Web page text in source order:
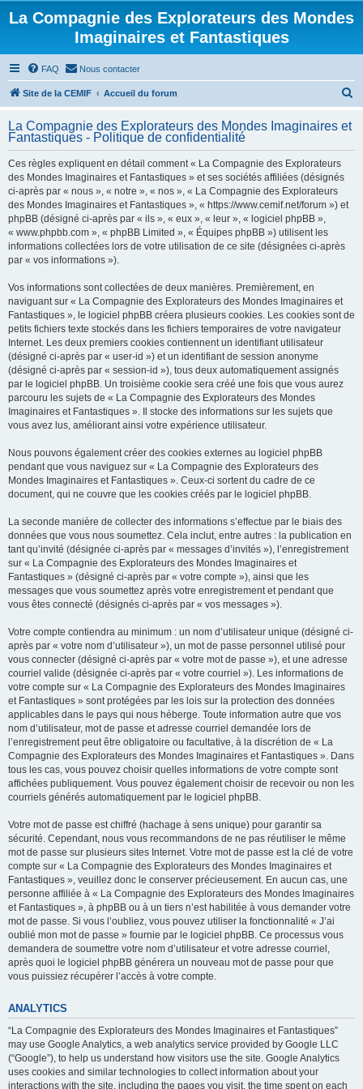
La Compagnie des Explorateurs des Mondes
Imaginaires et Fantastiques
FAQ Nous contacter
Site de la CEMIF Accueil du forum
h
La Compagnie des Explorateurs des Mondes Imaginaires et
Fantastiques - Politique de confidentialité
Ces règles expliquent en détail comment « La Compagnie des Explorateurs
des Mondes Imaginaires et Fantastiques » et ses sociétés affiliées (désignés
ci-après par « nous », « notre », « nos », « La Compagnie des Explorateurs
des Mondes Imaginaires et Fantastiques », « https://www.cemif.net/forum ») et
phpBB (désigné ci-après par « ils », « eux », « leur », « logiciel phpBB »,
« www.phpbb.com », « phpBB Limited », « Équipes phpBB ») utilisent les
informations collectées lors de votre utilisation de ce site (désignées ci-après
par « vos informations »).
Vos informations sont collectées de deux manières. Premièrement, en
naviguant sur « La Compagnie des Explorateurs des Mondes Imaginaires et
Fantastiques », le logiciel phpBB créera plusieurs cookies. Les cookies sont de
petits fichiers texte stockés dans les fichiers temporaires de votre navigateur
Internet. Les deux premiers cookies contiennent un identifiant utilisateur
(désigné ci-après par « user-id ») et un identifiant de session anonyme
(désigné ci-après par « session-id »), tous deux automatiquement assignés
par le logiciel phpBB. Un troisième cookie sera créé une fois que vous aurez
parcouru les sujets de « La Compagnie des Explorateurs des Mondes
Imaginaires et Fantastiques ». Il stocke des informations sur les sujets que
vous avez lus, améliorant ainsi votre expérience utilisateur.
Nous pouvons également créer des cookies externes au logiciel phpBB
pendant que vous naviguez sur « La Compagnie des Explorateurs des
Mondes Imaginaires et Fantastiques ». Ceux-ci sortent du cadre de ce
document, qui ne couvre que les cookies créés par le logiciel phpBB.
La seconde manière de collecter des informations s’effectue par le biais des
données que vous nous soumettez. Cela inclut, entre autres : la publication en
tant qu’invité (désignée ci-après par « messages d’invités »), l’enregistrement
sur « La Compagnie des Explorateurs des Mondes Imaginaires et
Fantastiques » (désigné ci-après par « votre compte »), ainsi que les
messages que vous soumettez après votre enregistrement et pendant que
vous êtes connecté (désignés ci-après par « vos messages »).
Votre compte contiendra au minimum : un nom d’utilisateur unique (désigné ci-
après par « votre nom d’utilisateur »), un mot de passe personnel utilisé pour
vous connecter (désigné ci-après par « votre mot de passe »), et une adresse
courriel valide (désignée ci-après par « votre courriel »). Les informations de
votre compte sur « La Compagnie des Explorateurs des Mondes Imaginaires
et Fantastiques » sont protégées par les lois sur la protection des données
applicables dans le pays qui nous héberge. Toute information autre que vos
nom d’utilisateur, mot de passe et adresse courriel demandée lors de
l’enregistrement peut être obligatoire ou facultative, à la discrétion de « La
Compagnie des Explorateurs des Mondes Imaginaires et Fantastiques ». Dans
tous les cas, vous pouvez choisir quelles informations de votre compte sont
affichées publiquement. Vous pouvez également choisir de recevoir ou non les
courriels générés automatiquement par le logiciel phpBB.
Votre mot de passe est chiffré (hachage à sens unique) pour garantir sa
sécurité. Cependant, nous vous recommandons de ne pas réutiliser le même
mot de passe sur plusieurs sites Internet. Votre mot de passe est la clé de votre
compte sur « La Compagnie des Explorateurs des Mondes Imaginaires et
Fantastiques », veuillez donc le conserver précieusement. En aucun cas, une
personne affiliée à « La Compagnie des Explorateurs des Mondes Imaginaires
et Fantastiques », à phpBB ou à un tiers n’est habilitée à vous demander votre
mot de passe. Si vous l’oubliez, vous pouvez utiliser la fonctionnalité « J’ai
oublié mon mot de passe » fournie par le logiciel phpBB. Ce processus vous
demandera de soumettre votre nom d’utilisateur et votre adresse courriel,
après quoi le logiciel phpBB générera un nouveau mot de passe pour que
vous puissiez récupérer l’accès à votre compte.
ANALYTICS
“La Compagnie des Explorateurs des Mondes Imaginaires et Fantastiques”
may use Google Analytics, a web analytics service provided by Google LLC
(“Google”), to help us understand how visitors use the site. Google Analytics
uses cookies and similar technologies to collect information about your
interactions with the site, including the pages you visit, the time spent on each